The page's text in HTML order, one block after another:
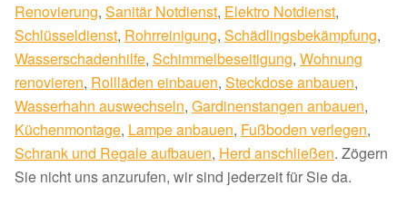
Renovierung, Sanitär Notdienst, Elektro Notdienst,
Schlüsseldienst, Rohrreinigung, Schädlingsbekämpfung,
Wasserschadenhilfe, Schimmelbeseitigung, Wohnung
renovieren, Rollläden einbauen, Steckdose anbauen,
Wasserhahn auswechseln, Gardinenstangen anbauen,
Küchenmontage, Lampe anbauen, Fußboden verlegen,
Schrank und Regale aufbauen, Herd anschließen. Zögern
Sie nicht uns anzurufen, wir sind jederzeit für Sie da.